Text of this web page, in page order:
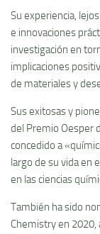
Su experiencia,
e innovaciones
investigación en
implicaciones
de materiales y
Sus exitosas y
del Premio Oesper
concedido a
largo de su vida en
en las ciencias
También ha sido
Chemistry en